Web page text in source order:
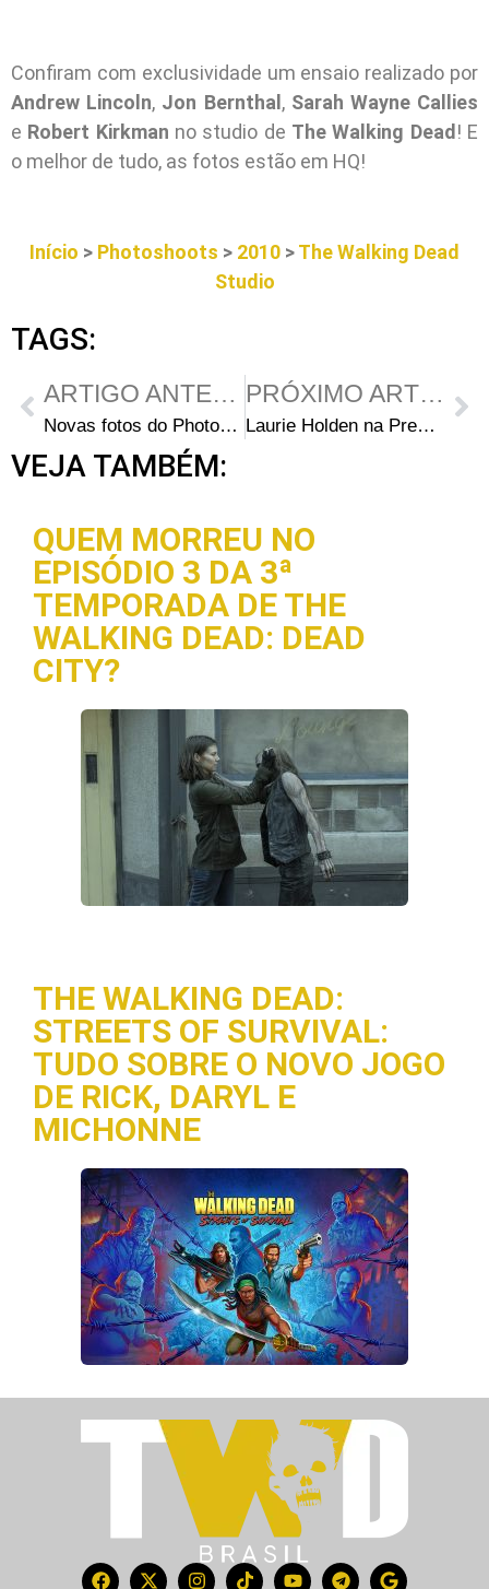
Confiram com exclusividade um ensaio realizado por
Andrew Lincoln, Jon Bernthal , Sarah Wayne Callies
e Robert Kirkman no studio de The Walking Dead ! E
o melhor de tudo, as fotos estão em HQ!
Início > Photoshoots > 2010 >The Walking Dead
Studio
TAGS:
ARTIGO ANTERIOR
Novas fotos do Photocall de Sarah, Andrew e Robert em Cannes
PRÓXIMO ARTIGO
Laurie Holden na Premiere de “The Mist” (2007)
VEJA TAMBÉM:
QUEM MORREU NO
EPISÓDIO 3 DA 3ª
TEMPORADA DE THE
WALKING DEAD: DEAD
CITY?
THE WALKING DEAD:
STREETS OF SURVIVAL:
TUDO SOBRE O NOVO JOGO
DE RICK, DARYL E
MICHONNE